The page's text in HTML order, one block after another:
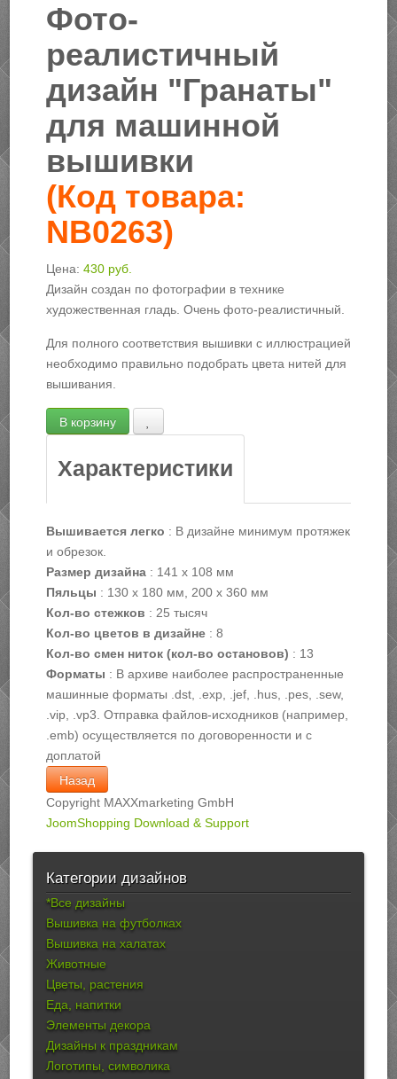
Фото-
реалистичный
дизайн "Гранаты"
для машинной
вышивки
(Код товара:
NB0263)
Цена: 430 руб.
Дизайн создан по фотографии в технике
художественная гладь. Очень фото-реалистичный.
Для полного соответствия вышивки с иллюстрацией
необходимо правильно подобрать цвета нитей для
вышивания.
Характеристики
Вышивается легко : В дизайне минимум протяжек
и обрезок.
Размер дизайна: 141 х 108 мм
Пяльцы : 130 х 180 мм, 200 х 360 мм
Кол-во стежков : 25 тысяч
Кол-во цветов в дизайне: 8
Кол-во смен ниток (кол-во остановов) : 13
Форматы : В архиве наиболее распространенные
машинные форматы .dst, .exp, .jef, .hus, .pes, .sew,
.vip, .vp3. Отправка файлов-исходников (например,
.emb) осуществляется по договоренности и с
доплатой
Copyright MAXXmarketing GmbH
JoomShopping Download & Support
Категории дизайнов
*Все дизайны
Вышивка на футболках
Вышивка на халатах
Животные
Цветы, растения
Еда, напитки
Элементы декора
Дизайны к праздникам
Логотипы, символика